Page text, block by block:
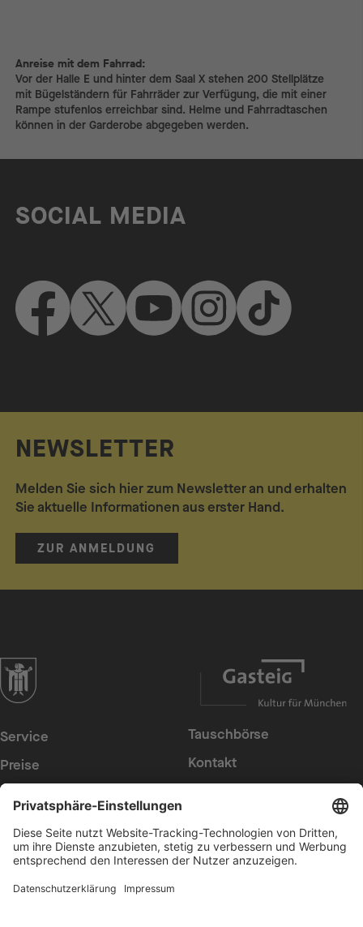
Anreise mit dem Fahrrad:
Anreise mit dem Fahrrad:
Vor der Halle E und hinter dem Saal X stehen 200 Stellplätze
mit Bügelständern für Fahrräder zur Verfügung, die mit einer
Rampe stufenlos erreichbar sind. Helme und Fahrradtaschen
können in der Garderobe abgegeben werden.
SOCIAL MEDIA
NEWSLETTER
Melden Sie sich hier zum Newsletter an und erhalten
Sie aktuelle Informationen aus erster Hand.
ZUR ANMELDUNG
zur Website der Landeshauptstadt München
Service
Preise
Konzerte
Tauschbörse
Kontakt